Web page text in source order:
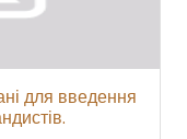
для введення